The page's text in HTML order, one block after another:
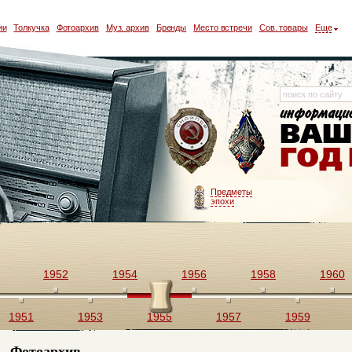
Толкучка Фотоархив Муз. архив Бренды Место встречи Сов. товары Еще
Предметы
эпохи
1951
1952
1953
1954
1955
1956
1957
1958
1959
1960